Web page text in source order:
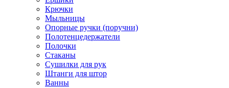
Крючки
Мыльницы
Опорные ручки (поручни)
Полотенцедержатели
Полочки
Стаканы
Сушилки для рук
Штанги для штор
Ванны